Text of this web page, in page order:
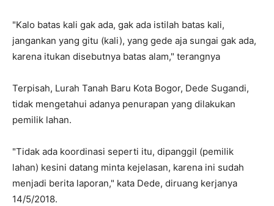
"Kalo batas kali gak ada, gak ada istilah batas kali,
jangankan yang gitu (kali), yang gede aja sungai gak ada,
karena itukan disebutnya batas alam," terangnya
Terpisah, Lurah Tanah Baru Kota Bogor, Dede Sugandi,
tidak mengetahui adanya penurapan yang dilakukan
pemilik lahan.
"Tidak ada koordinasi seperti itu, dipanggil (pemilik
lahan) kesini datang minta kejelasan, karena ini sudah
menjadi berita laporan," kata Dede, diruang kerjanya
14/5/2018.